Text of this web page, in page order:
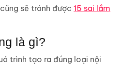
sẽ tránh được 15 sai lầm
là gì?
trình tạo ra đúng loại nội